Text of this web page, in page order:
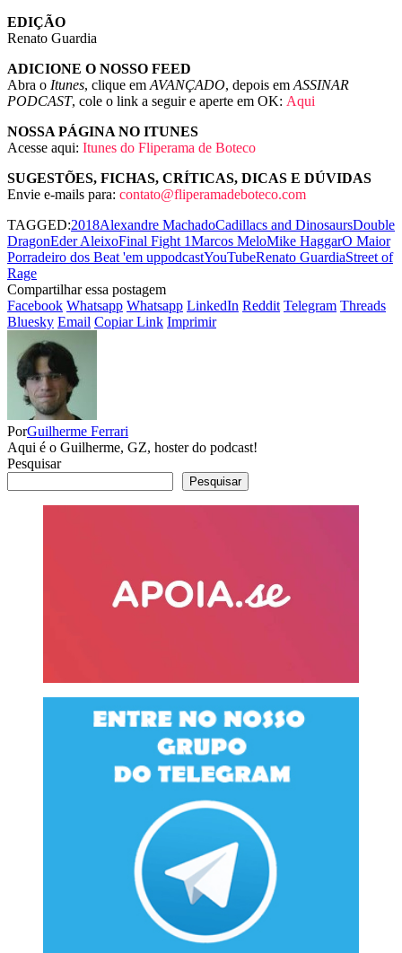
EDIÇÃO
Renato Guardia
ADICIONE O NOSSO FEED
Abra o Itunes, clique em AVANÇADO, depois em ASSINAR
PODCAST, cole o link a seguir e aperte em OK: Aqui
NOSSA PÁGINA NO ITUNES
Acesse aqui: Itunes do Fliperama de Boteco
SUGESTÕES, FICHAS, CRÍTICAS, DICAS E DÚVIDAS
Envie e-mails para: contato@fliperamadeboteco.com
TAGGED:2018Alexandre MachadoCadillacs and DinosaursDouble
DragonEder AleixoFinal Fight 1Marcos MeloMike HaggarO Maior
Porradeiro dos Beat 'em uppodcastYouTubeRenato GuardiaStreet of
Rage
Compartilhar essa postagem
Facebook Whatsapp Whatsapp LinkedIn Reddit Telegram Threads
Bluesky Email Copiar Link Imprimir
PorGuilherme Ferrari
Aqui é o Guilherme, GZ, hoster do podcast!
Pesquisar
Pesquisar